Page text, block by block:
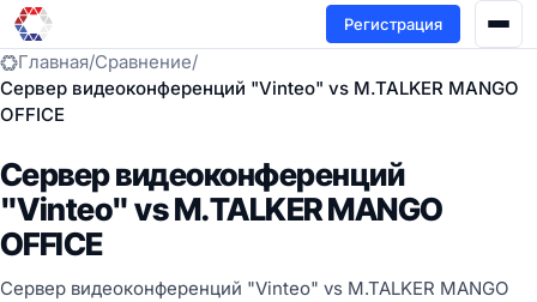
Регистрация
Главная/Сравнение/
Сервер видеоконференций "Vinteo" vs M.TALKER MANGO
OFFICE
Сервер видеоконференций
"Vinteo" vs M.TALKER MANGO
OFFICE
Сервер видеоконференций "Vinteo" vs M.TALKER MANGO